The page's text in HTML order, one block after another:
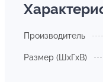
Производитель
Размер (ШхГхВ)